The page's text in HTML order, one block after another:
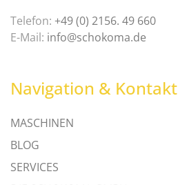
Telefon: +49 (0) 2156. 49 660
E-Mail: info@schokoma.de
Navigation & Kontakt
MASCHINEN
BLOG
SERVICES